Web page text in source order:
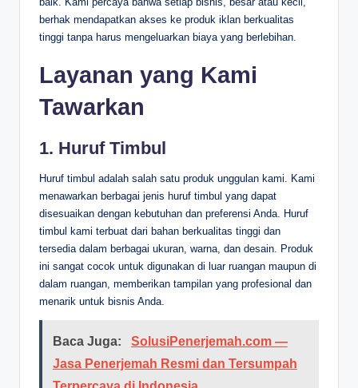
berhak mendapatkan akses ke produk iklan berkualitas
tinggi tanpa harus mengeluarkan biaya yang berlebihan.
Layanan yang Kami
Tawarkan
1. Huruf Timbul
Huruf timbul adalah salah satu produk unggulan kami. Kami
menawarkan berbagai jenis huruf timbul yang dapat
disesuaikan dengan kebutuhan dan preferensi Anda. Huruf
timbul kami terbuat dari bahan berkualitas tinggi dan
tersedia dalam berbagai ukuran, warna, dan desain. Produk
ini sangat cocok untuk digunakan di luar ruangan maupun di
dalam ruangan, memberikan tampilan yang profesional dan
menarik untuk bisnis Anda.
Baca Juga:
SolusiPenerjemah.com —
Jasa Penerjemah Resmi dan Tersumpah